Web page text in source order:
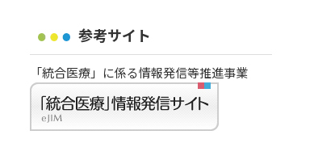
参考サイト
「統合医療」に係る情報発信等推進事業